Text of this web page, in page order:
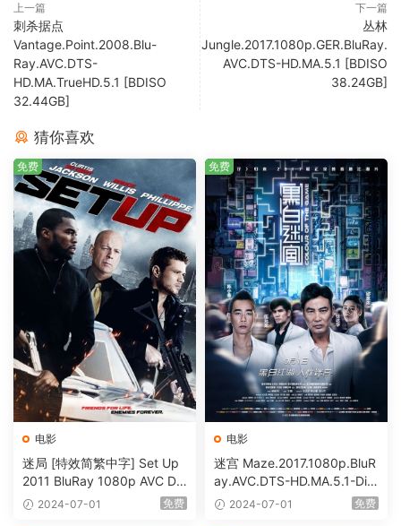
上一篇
刺杀据点
Vantage.Point.2008.Blu-
Ray.AVC.DTS-
HD.MA.TrueHD.5.1 [BDISO
32.44GB]
下一篇
丛林
Jungle.2017.1080p.GER.BluRay.
AVC.DTS-HD.MA.5.1 [BDISO
38.24GB]
猜你喜欢
电影
迷局 [特效简繁中字] Set Up
2011 BluRay 1080p AVC DT
S-HD MA5.1-shhaclm@CHD
2024-07-01 免费
免费
电影
迷宫 Maze.2017.1080p.BluR
ay.AVC.DTS-HD.MA.5.1-DiY
@HDHome [BDISO 19.7GB]
2024-07-01 免费
免费